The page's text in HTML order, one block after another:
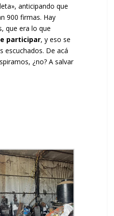
anticipando que
900 firmas. Hay
que era lo que
participar, y eso se
escuchados. De acá
¿no? A salvar